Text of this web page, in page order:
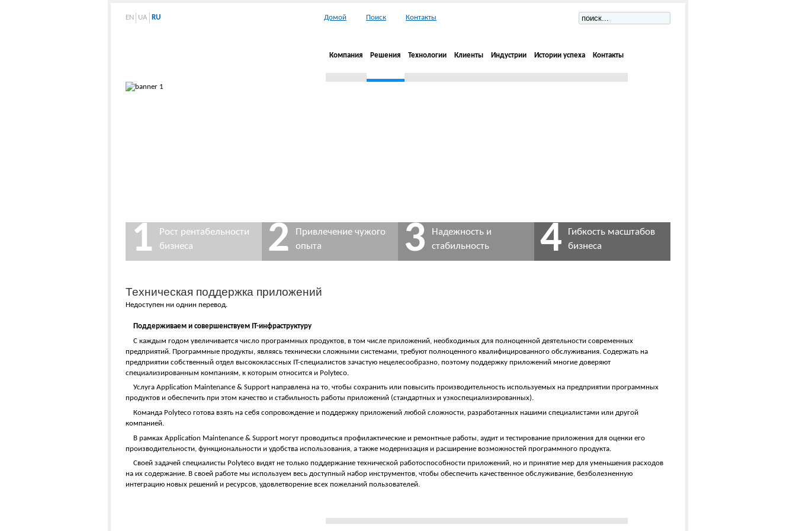
EN UA RU Домой Поиск Контакты
Компания Решения Технологии Клиенты Индустрии Истории успеха Контакты
1
Рост рентабельности
бизнеса
2
Привлечение чужого
опыта
3
Надежность и
стабильность
4
Гибкость масштабов
бизнеса
Техническая поддержка приложений
Недоступен ни однин перевод.
Поддерживаем и совершенствуем IT-инфраструктуру
С каждым годом увеличивается число программных продуктов, в том числе приложений, необходимых для полноценной деятельности современных
предприятий. Программные продукты, являясь технически сложными системами, требуют полноценного квалифицированного обслуживания. Содержать на
предприятии собственный отдел высококлассных IT-специалистов зачастую нецелесообразно, поэтому поддержку приложений многие доверяют
специализированным компаниям, к которым относится и Polyteco.
Услуга Application Maintenance & Support направлена на то, чтобы сохранить или повысить производительность используемых на предприятии программных
продуктов и обеспечить при этом качество и стабильность работы приложений (стандартных и узкоспециализированных).
Команда Polyteco готова взять на себя сопровождение и поддержку приложений любой сложности, разработанных нашими специалистами или другой
компанией.
В рамках Application Maintenance & Support могут проводиться профилактические и ремонтные работы, аудит и тестирование приложения для оценки его
производительности, функциональности и удобства использования, а также модернизация и расширение возможностей программного продукта.
Своей задачей специалисты Polyteco видят не только поддержание технической работоспособности приложений, но и принятие мер для уменьшения расходов
на их содержание. В своей работе мы используем весь доступный набор инструментов, чтобы обеспечить качественное обслуживание, безболезненную
интеграцию новых решений и ресурсов, удовлетворение всех пожеланий пользователей.